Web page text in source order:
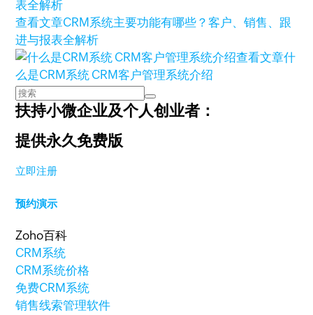
查看文章CRM系统主要功能有哪些？客户、销售、跟
进与报表全解析
查看文章什
么是CRM系统 CRM客户管理系统介绍
扶持小微企业及个人创业者：
提供永久免费版
立即注册
预约演示
Zoho百科
CRM系统
CRM系统价格
免费CRM系统
销售线索管理软件